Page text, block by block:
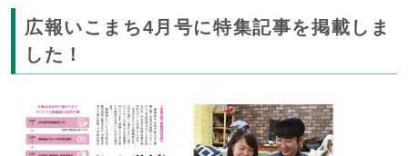
広報いこまち4月号に特集記事を掲載しま
した！